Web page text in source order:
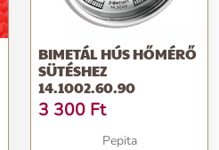
BIMETÁL HÚS HŐMÉRŐ
SÜTÉSHEZ
14.1002.60.90
3 300 Ft
Pepita